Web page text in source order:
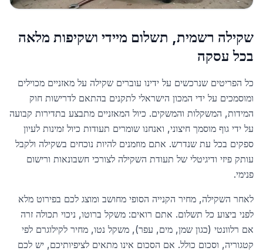
שקילה רשמית, תשלום מיידי ושקיפות מלאה
בכל עסקה
כל הפריטים שנרכשים על ידינו עוברים שקילה על מאזניים מכוילים
ומוסמכים על ידי המכון הישראלי לתקנים בהתאם לדרישות חוק
המידות, המשקלות והמשקים. כיול המאזניים מתבצע בתדירות קבועה
על ידי גוף מוסמך חיצוני, ואנחנו שומרים תעודות כיול זמינות לעיון
ספקים בכל עת שנדרש. אתם מוזמנים להיות נוכחים בשקילה ולקבל
עותק פיזי ודיגיטלי של תעודת השקילה לצורכי חשבונאות ורישום
פנימי.
לאחר השקילה, מחיר הקנייה הסופי מחושב ומוצג לכם בפירוט מלא
לפני ביצוע כל תשלום. אתם רואים: משקל ברוטו, ניכוי תכולה זרה
אם רלוונטי (כגון שמן, מים, עפר), משקל נטו, מחיר לקילוגרם לפי
קטגוריה, וסכום כולל. אם הסכום אינו מתאים לציפיותיכם, יש לכם